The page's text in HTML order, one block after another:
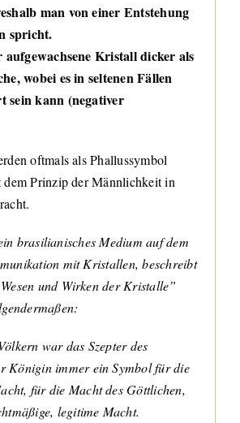
man von einer Entstehung
spricht.
aufgewachsene Kristall dicker als
wobei es in seltenen Fällen
sein kann (negativer
oftmals als Phallussymbol
dem Prinzip der Männlichkeit in
brasilianisches Medium auf dem
mit Kristallen, beschreibt
und Wirken der Kristalle”
war das Szepter des
Königin immer ein Symbol für die
für die Macht des Göttlichen,
legitime Macht.